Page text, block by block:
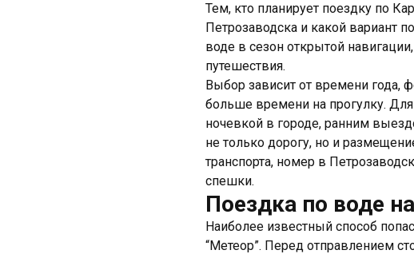
Тем, кто планирует поездку по
Петрозаводска и какой вариант
воде в сезон открытой
путешествия.
Выбор зависит от времени года,
больше времени на прогулку.
ночевкой в городе, ранним
не только дорогу, но и
транспорта, номер в
спешки.
Поездка по воде
Наиболее известный способ
“Метеор”. Перед отправлением